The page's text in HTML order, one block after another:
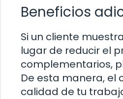
Beneficios
Si un cliente
lugar de reducir el
complementarios,
De esta manera, el
calidad de tu